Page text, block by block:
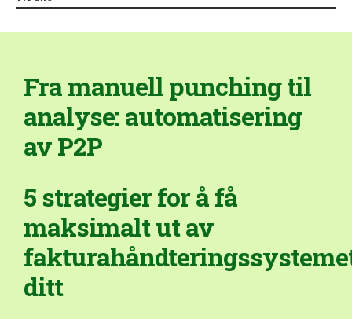
Fra manuell punching til
analyse: automatisering
av P2P
5 strategier for å få
maksimalt ut av
ditt